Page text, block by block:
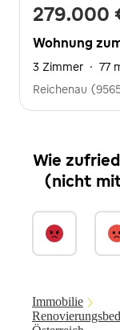
279.000
Wohnung
3 Zimmer · 77
Reichenau
Wie
(nicht
Immobilie